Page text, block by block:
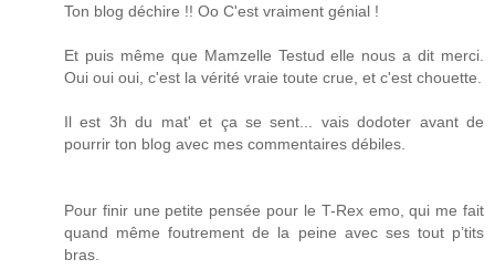
Ton blog déchire !! Oo C'est vraiment génial !
Et puis même que Mamzelle Testud elle nous a dit merci.
Oui oui oui, c'est la vérité vraie toute crue, et c'est chouette.
Il est 3h du mat' et ça se sent... vais dodoter avant de
pourrir ton blog avec mes commentaires débiles.
Pour finir une petite pensée pour le T-Rex emo, qui me fait
quand même foutrement de la peine avec ses tout p’tits
bras.